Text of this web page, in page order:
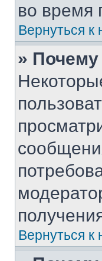
во время
Вернуться к
»
Вернуться к